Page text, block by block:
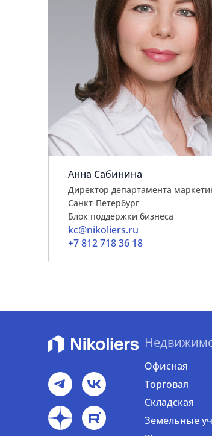
Анна Сабинина
Директор департамента
Cанкт-Петербург
Блок поддержки бизнеса
kc@nikoliers.ru
+7 812 718 36 18
Офисная
Торговая
Складская
Земельные